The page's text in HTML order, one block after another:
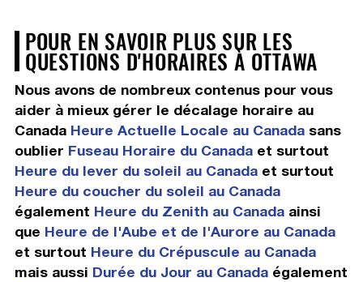
POUR EN SAVOIR PLUS SUR LES
QUESTIONS D'HORAIRES À OTTAWA
Nous avons de nombreux contenus pour vous
aider à mieux gérer le décalage horaire au
Canada Heure Actuelle Locale au Canadasans
oublier Fuseau Horaire du Canadaet surtout
Heure du lever du soleil au Canadaet surtout
Heure du coucher du soleil au Canada
également Heure du Zenith au Canadaainsi
que Heure de l'Aube et de l'Aurore au Canada
et surtout Heure du Crépuscule au Canada
mais aussi Durée du Jour au Canadaégalement